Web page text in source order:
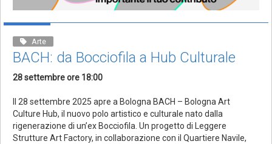
Arte
BACH: da Bocciofila a Hub Culturale
28 settembre ore 18:00
Il 28 settembre 2025 apre a Bologna BACH – Bologna Art
Culture Hub, il nuovo polo artistico e culturale nato dalla
rigenerazione di un’ex Bocciofila. Un progetto di Leggere
Strutture Art Factory, in collaborazione con il Quartiere Navile,